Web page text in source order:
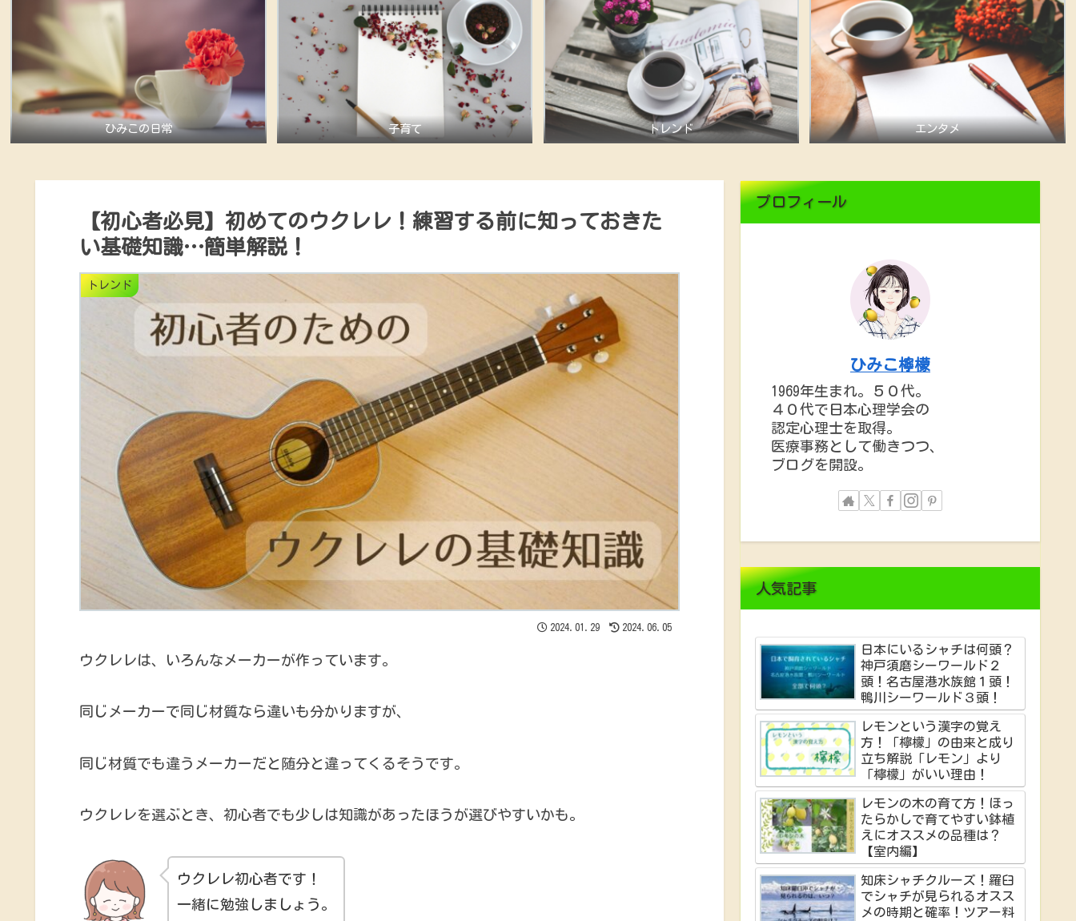
ひみこの日常 子育て トレンド エンタメ
【初心者必見】初めてのウクレレ！練習する前に知っておきた
い基礎知識…簡単解説！
トレンド
2024.01.29 2024.06.05
ウクレレは、いろんなメーカーが作っています。
同じメーカーで同じ材質なら違いも分かりますが、
同じ材質でも違うメーカーだと随分と違ってくるそうです。
ウクレレを選ぶとき、初心者でも少しは知識があったほうが選びやすいかも。
ウクレレ初心者です！
一緒に勉強しましょう。
プロフィール
ひみこ檸檬
1969年生まれ。５０代。
４０代で日本心理学会の
認定心理士を取得。
医療事務として働きつつ、
ブログを開設。
人気記事
日本にいるシャチは何頭？
神戸須磨シーワールド２
頭！名古屋港水族館１頭！
鴨川シーワールド３頭！
レモンという漢字の覚え
方！「檸檬」の由来と成り
立ち解説「レモン」より
「檸檬」がいい理由！
レモンの木の育て方！ほっ
たらかしで育てやすい鉢植
えにオススメの品種は？
【室内編】
知床シャチクルーズ！羅臼
でシャチが見られるオスス
メの時期と確率！ツアー料